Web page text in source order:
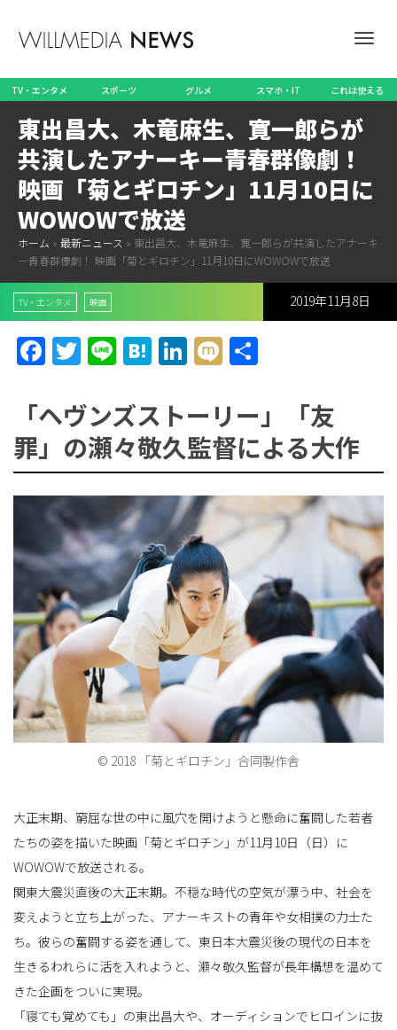
ー
ン
を
切
TV・エンタメ スポーツ グルメ スマホ・IT これは使える
東出昌大、木竜麻生、寛一郎らが
共演したアナーキー青春群像劇！
映画「菊とギロチン」11月10日に
WOWOWで放送
ホーム » 最新ニュース » 東出昌大、木竜麻生、寛一郎らが共演したアナーキ
ー青春群像劇！ 映画「菊とギロチン」11月10日にWOWOWで放送
TV・エンタメ 映画 2019年11月8日
Facebook
Twitter
LineHatena
LinkedIn
Mixi
「ヘヴンズストーリー」「友
罪」の瀬々敬久監督による大作
© 2018 「菊とギロチン」合同製作舎
大正末期、窮屈な世の中に風穴を開けようと懸命に奮闘した若者
たちの姿を描いた映画「菊とギロチン」が11月10日（日）に
WOWOWで放送される。
関東大震災直後の大正末期。不穏な時代の空気が漂う中、社会を
変えようと立ち上がった、アナーキストの青年や女相撲の力士た
ち。彼らの奮闘する姿を通して、東日本大震災後の現代の日本を
生きるわれらに活を入れようと、瀬々敬久監督が長年構想を温めて
きた企画をついに実現。
「寝ても覚めても」の東出昌大や、オーディションでヒロインに抜